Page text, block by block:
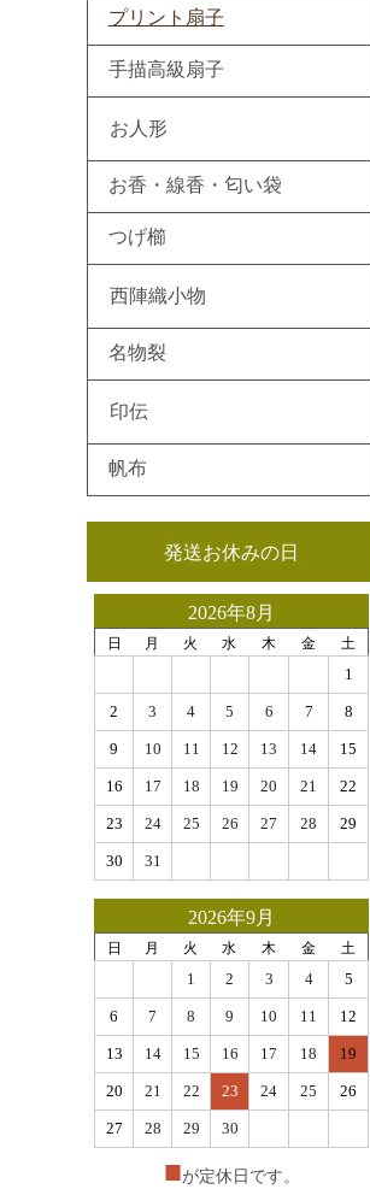
プリント扇子
手描高級扇子
お人形
お香・線香・匂い袋
つげ櫛
西陣織小物
名物裂
印伝
帆布
発送お休みの日
2026年8月
日 月 火 水 木 金 土
1
2 3 4 5 6 7 8
9 10 11 12 13 14 15
16 17 18 19 20 21 22
23 24 25 26 27 28 29
30 31
2026年9月
日 月 火 水 木 金 土
1 2 3 4 5
6 7 8 9 10 11 12
13 14 15 16 17 18 19
20 21 22 23 24 25 26
27 28 29 30
■が定休日です。